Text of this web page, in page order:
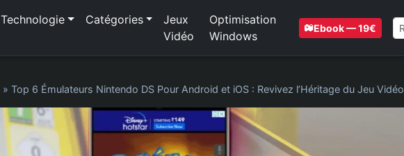
Technologie Catégories
Jeux
Vidéo
Optimisation
Windows
Ebook — 19€
» Top 6 Émulateurs Nintendo DS Pour Android et iOS : Revivez l’Héritage du Jeu Vidéo